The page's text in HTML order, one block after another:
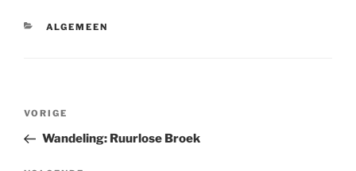
CATEGORIEËN
ALGEMEEN
Bericht
Vorig
bericht
VORIGE
Wandeling: Ruurlose Broek